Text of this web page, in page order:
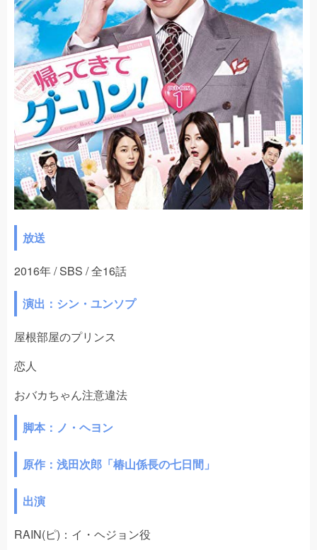
放送
2016年 / SBS / 全16話
演出：シン・ユンソプ
屋根部屋のプリンス
恋人
おバカちゃん注意違法
脚本：ノ・ヘヨン
原作：浅田次郎「椿山係長の七日間」
出演
RAIN(ピ)：イ・ヘジョン役